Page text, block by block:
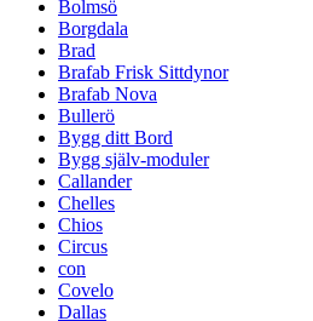
Bolmsö
Borgdala
Brad
Brafab Frisk Sittdynor
Brafab Nova
Bullerö
Bygg ditt Bord
Bygg själv-moduler
Callander
Chelles
Chios
Circus
con
Covelo
Dallas